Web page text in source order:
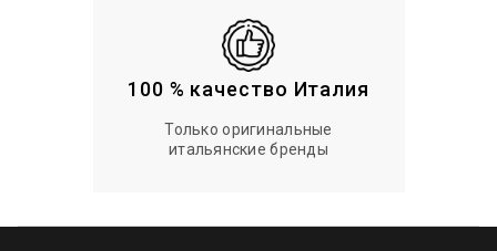
100 % качество Италия
Только оригинальные
итальянские бренды